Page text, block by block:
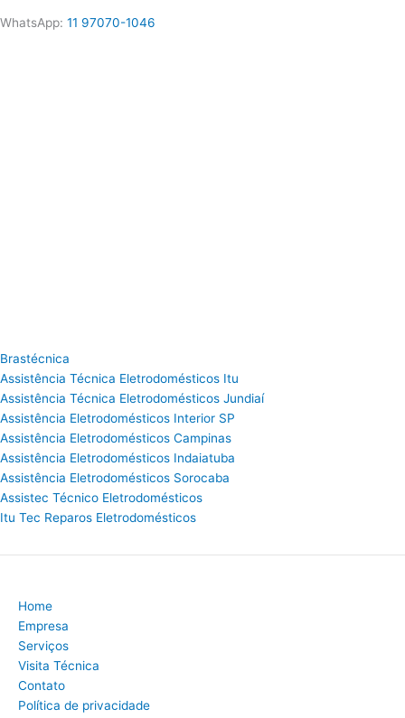
WhatsApp: 11 97070-1046
Brastécnica
Assistência Técnica Eletrodomésticos Itu
Assistência Técnica Eletrodomésticos Jundiaí
Assistência Eletrodomésticos Interior SP
Assistência Eletrodomésticos Campinas
Assistência Eletrodomésticos Indaiatuba
Assistência Eletrodomésticos Sorocaba
Assistec Técnico Eletrodomésticos
Itu Tec Reparos Eletrodomésticos
Home
Empresa
Serviços
Visita Técnica
Contato
Política de privacidade